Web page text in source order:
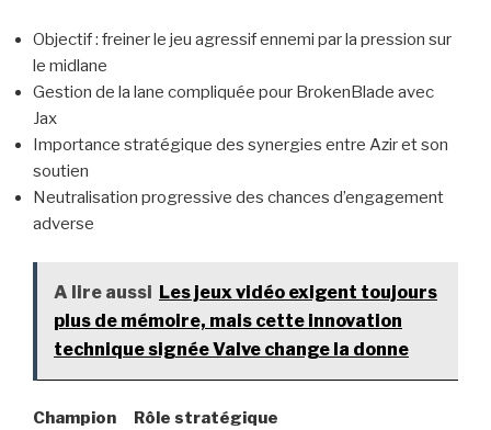
Objectif : freiner le jeu agressif ennemi par la pression sur
le midlane
Gestion de la lane compliquée pour BrokenBlade avec
Jax
Importance stratégique des synergies entre Azir et son
soutien
Neutralisation progressive des chances d’engagement
adverse
A lire aussi Les jeux vidéo exigent toujours
plus de mémoire, mais cette innovation
technique signée Valve change la donne
Champion Rôle stratégique